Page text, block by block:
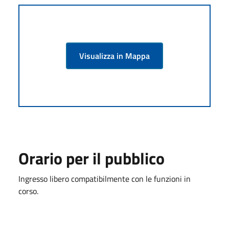
Visualizza in Mappa
Orario per il pubblico
Ingresso libero compatibilmente con le funzioni in
corso.